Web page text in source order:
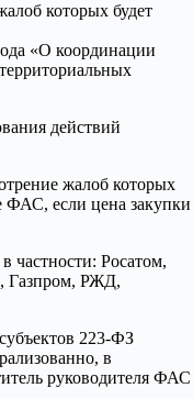
которых будет
«О координации
действий
жалоб которых
ФАС, если цена закупки
частности: Росатом,
Газпром, РЖД,
223-ФЗ
в
руководителя ФАС